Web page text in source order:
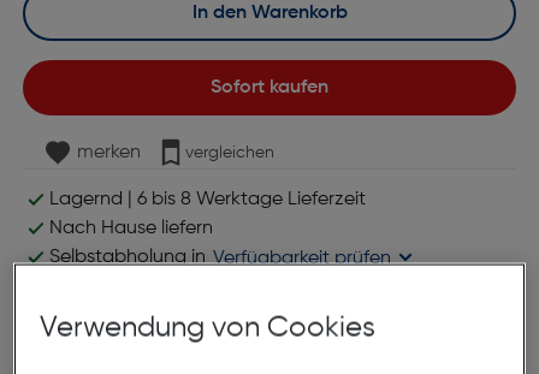
Sofort kaufen
In den Warenkorb
merken vergleichen
Lagernd | 6 bis 8 Werktage Lieferzeit
Nach Hause liefern
Selbstabholung in Verfügbarkeit prüfen
Produktbeschreibung
Verwendung von Cookies